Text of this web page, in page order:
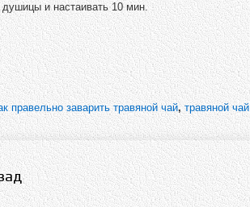
душицы и настаивать 10 мин.
правельно заварить травяной чай, травяной чай